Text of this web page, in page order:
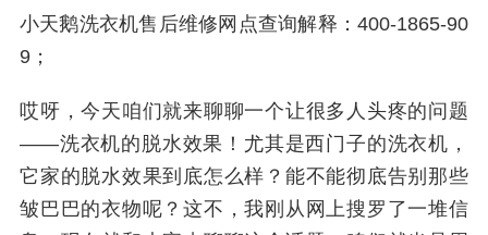
小天鹅洗衣机售后维修网点查询解释：400-1865-90
9；
哎呀，今天咱们就来聊聊一个让很多人头疼的问题
——洗衣机的脱水效果！尤其是西门子的洗衣机，
它家的脱水效果到底怎么样？能不能彻底告别那些
皱巴巴的衣物呢？这不，我刚从网上搜罗了一堆信